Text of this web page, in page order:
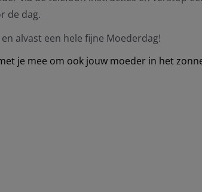
de dag.
alvast een hele fijne Moederdag!
je mee om ook jouw moeder in het